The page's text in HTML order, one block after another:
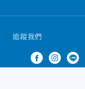
追蹤我們